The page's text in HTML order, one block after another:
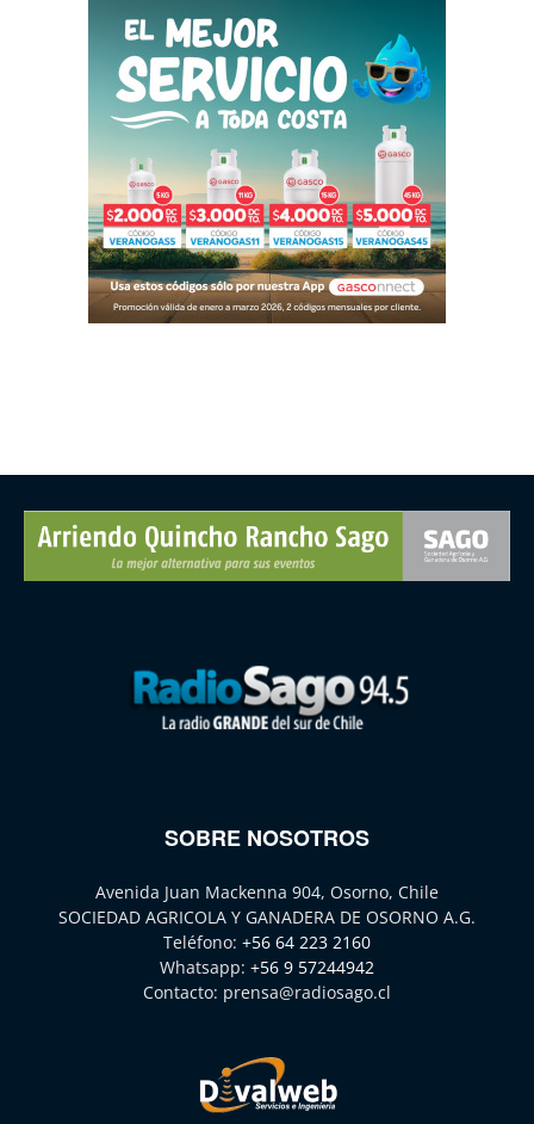
SOBRE NOSOTROS
Avenida Juan Mackenna 904, Osorno, Chile
SOCIEDAD AGRICOLA Y GANADERA DE OSORNO A.G.
Teléfono: +56 64 223 2160
Whatsapp: +56 9 57244942
Contacto: prensa@radiosago.cl